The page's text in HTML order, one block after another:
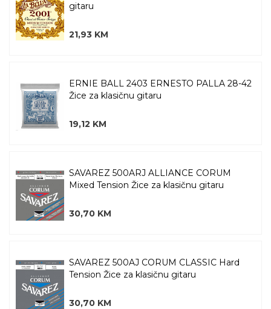
gitaru
21,93 KM
ERNIE BALL 2403 ERNESTO PALLA 28-42
Žice za klasičnu gitaru
19,12 KM
SAVAREZ 500ARJ ALLIANCE CORUM
Mixed Tension Žice za klasičnu gitaru
30,70 KM
SAVAREZ 500AJ CORUM CLASSIC Hard
Tension Žice za klasičnu gitaru
30,70 KM